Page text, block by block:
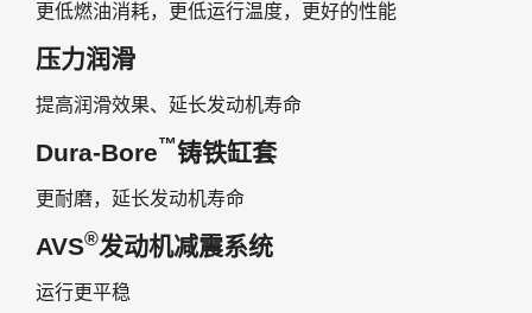
更低燃油消耗，更低运行温度，更好的性能
压力润滑
提高润滑效果、延长发动机寿命
Dura-Bore™铸铁缸套
更耐磨，延长发动机寿命
AVS®发动机减震系统
运行更平稳